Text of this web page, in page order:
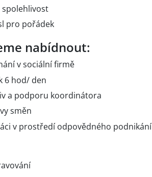
pro pořádek
nabídnout:
v sociální firmě
6 hod/ den
a podporu koordinátora
směn
v prostředí odpovědného podnikání